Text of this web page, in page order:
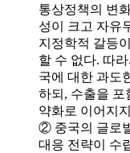
통상정책의 변
성이 크고 자유
지정학적 갈등
할 수 없다. 따
국에 대한 과도
하되, 수출을 포
약화로 이어지
② 중국의 글로
대응 전략이 수